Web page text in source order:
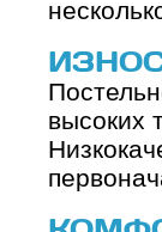
высоких